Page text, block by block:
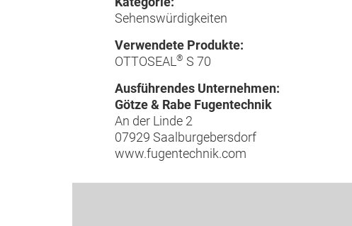
Sehenswürdigkeiten
Verwendete Produkte:
OTTOSEAL ® S 70
Ausführendes Unternehmen:
Götze & Rabe Fugentechnik
An der Linde 2
07929 Saalburgebersdorf
www.fugentechnik.com